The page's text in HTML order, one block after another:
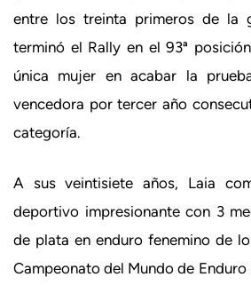
entre los treinta primeros de la
terminó el Rally en el 93ª
única mujer en acabar la
vencedora por tercer año
categoría.
A sus veintisiete años, Laia
deportivo impresionante con 3
de plata en enduro fenemino de
Campeonato del Mundo de Enduro